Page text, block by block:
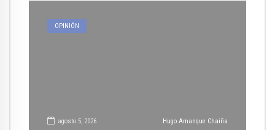
OPINIÓN
agosto 5, 2026 Hugo Amanque Chaiña